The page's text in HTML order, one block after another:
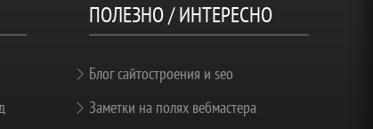
ПОЛЕЗНО / ИНТЕРЕСНО
Блог сайтостроения и seo
Заметки на полях вебмастера